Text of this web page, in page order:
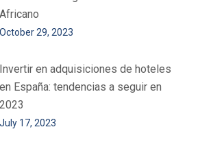
Africano
October 29, 2023
Invertir en adquisiciones de hoteles
en España: tendencias a seguir en
2023
July 17, 2023